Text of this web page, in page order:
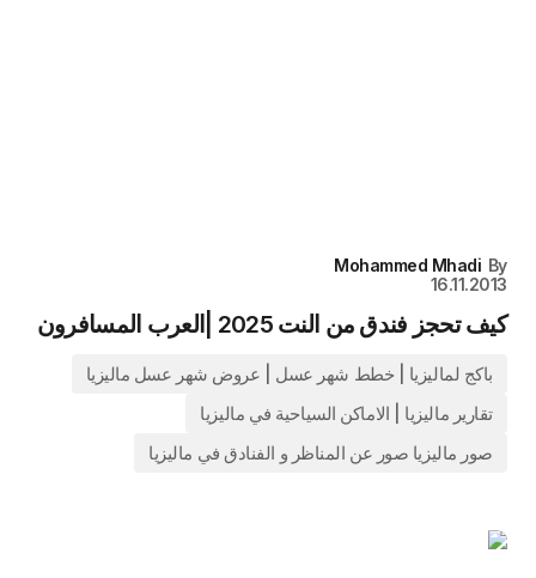
By
Mohammed Mhadi
16.11.2013
كيف تحجز فندق من النت 2025 |العرب المسافرون
باكج لماليزيا | خطط شهر عسل | عروض شهر عسل ماليزيا
تقارير ماليزيا | الاماكن السياحية في ماليزيا
صور ماليزيا صور عن المناظر و الفنادق في ماليزيا